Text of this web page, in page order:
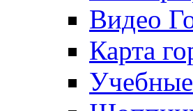
Видео
Карта
Учебные